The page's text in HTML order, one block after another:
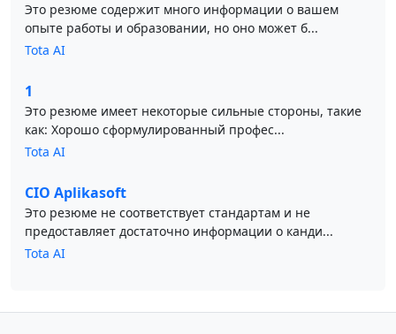
Это резюме содержит много информации о вашем
опыте работы и образовании, но оно может б...
Tota AI
1
Это резюме имеет некоторые сильные стороны, такие
как: Хорошо сформулированный профес...
Tota AI
CIO Aplikasoft
Это резюме не соответствует стандартам и не
предоставляет достаточно информации о канди...
Tota AI